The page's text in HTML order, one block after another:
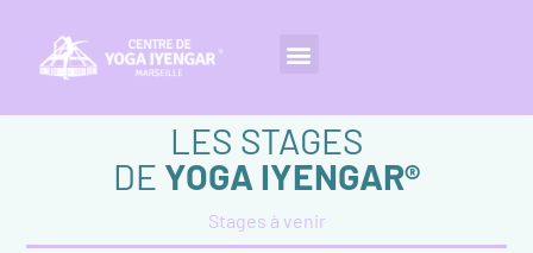
LES STAGES
DE YOGA IYENGAR®
Stages à venir